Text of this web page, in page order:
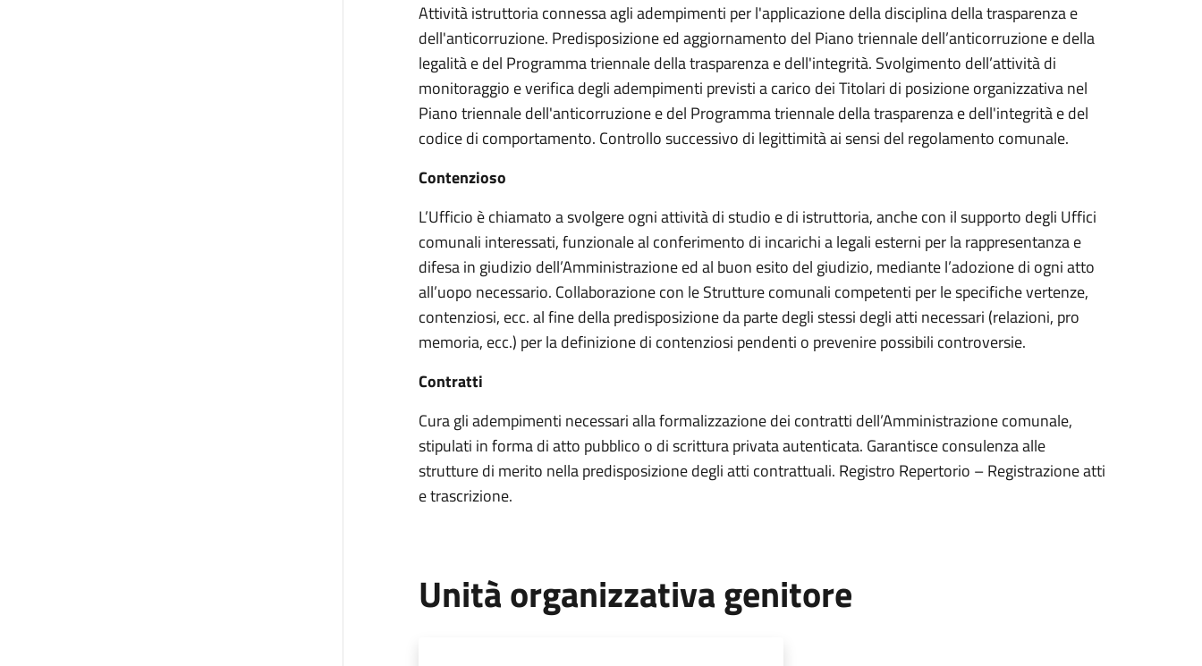
Attività istruttoria connessa agli adempimenti per l'applicazione della disciplina della trasparenza e
dell'anticorruzione. Predisposizione ed aggiornamento del Piano triennale dell’anticorruzione e della
legalità e del Programma triennale della trasparenza e dell'integrità. Svolgimento dell’attività di
monitoraggio e verifica degli adempimenti previsti a carico dei Titolari di posizione organizzativa nel
Piano triennale dell'anticorruzione e del Programma triennale della trasparenza e dell'integrità e del
codice di comportamento. Controllo successivo di legittimità ai sensi del regolamento comunale.
Contenzioso
L’Ufficio è chiamato a svolgere ogni attività di studio e di istruttoria, anche con il supporto degli Uffici
comunali interessati, funzionale al conferimento di incarichi a legali esterni per la rappresentanza e
difesa in giudizio dell’Amministrazione ed al buon esito del giudizio, mediante l’adozione di ogni atto
all’uopo necessario. Collaborazione con le Strutture comunali competenti per le specifiche vertenze,
contenziosi, ecc. al fine della predisposizione da parte degli stessi degli atti necessari (relazioni, pro
memoria, ecc.) per la definizione di contenziosi pendenti o prevenire possibili controversie.
Contratti
Cura gli adempimenti necessari alla formalizzazione dei contratti dell’Amministrazione comunale,
stipulati in forma di atto pubblico o di scrittura privata autenticata. Garantisce consulenza alle
strutture di merito nella predisposizione degli atti contrattuali. Registro Repertorio – Registrazione atti
e trascrizione.
Unità organizzativa genitore